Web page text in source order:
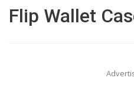
Flip Wallet